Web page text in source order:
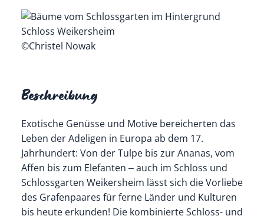
©Christel Nowak
Beschreibung
Exotische Genüsse und Motive bereicherten das
Leben der Adeligen in Europa ab dem 17.
Jahrhundert: Von der Tulpe bis zur Ananas, vom
Affen bis zum Elefanten ‒ auch im Schloss und
Schlossgarten Weikersheim lässt sich die Vorliebe
des Grafenpaares für ferne Länder und Kulturen
bis heute erkunden! Die kombinierte Schloss- und